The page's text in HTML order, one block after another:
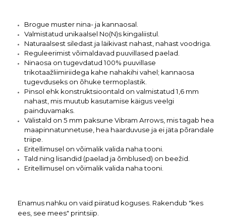
Brogue muster nina- ja kannaosal.
Valmistatud unikaalsel No(N)s kingaliistul.
Naturaalsest siledast ja läikivast nahast, nahast voodriga.
Reguleerimist võimaldavad puuvillased paelad.
Ninaosa on tugevdatud 100% puuvillase
trikotaažliimiriidega kahe nahakihi vahel; kannaosa
tugevduseks on õhuke termoplastik.
Pinsol ehk konstruktsioontald on valmistatud 1,6 mm
nahast, mis muutub kasutamise käigus veelgi
painduvamaks.
Välistald on 5 mm paksune Vibram Arrows, mis tagab hea
maapinnatunnetuse, hea haarduvuse ja ei jäta põrandale
triipe.
Eritellimusel on võimalik valida naha tooni.
Tald ning lisandid (paelad ja õmblused) on beežid.
Eritellimusel on võimalik valida naha tooni.
Enamus nahku on vaid piiratud koguses. Rakendub "kes
ees, see mees" printsiip.